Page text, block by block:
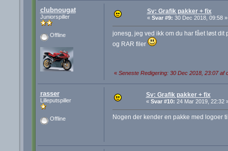
clubnougat
Juniorspiller
Offline
Sv: Grafik pakker + fix
« Svar #9: 30 Dec 2018, 09:58 »
jonesg, jeg ved ikk om du har fået løst dit
og RAR filer
« Seneste Redigering: 30 Dec 2018, 23:07 af
rasser
Lilleputspiller
Offline
Sv: Grafik pakker + fix
« Svar #10: 24 Mar 2019, 22:32
Nogen der kender en pakke med logoer